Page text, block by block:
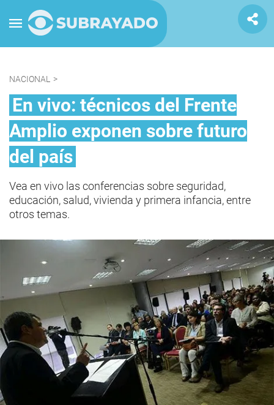
NACIONAL >
En vivo: técnicos del Frente
Amplio exponen sobre futuro
del país
Vea en vivo las conferencias sobre seguridad,
educación, salud, vivienda y primera infancia, entre
otros temas.